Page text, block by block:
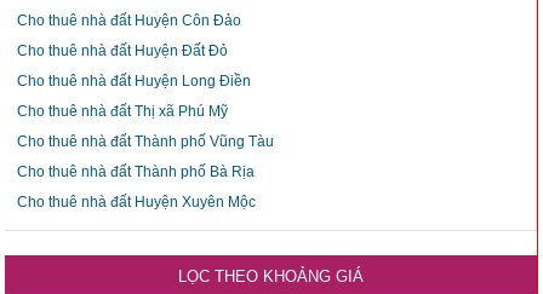
Cho thuê nhà đất Huyện Côn Đảo
Cho thuê nhà đất Huyện Đất Đỏ
Cho thuê nhà đất Huyện Long Điền
Cho thuê nhà đất Thị xã Phú Mỹ
Cho thuê nhà đất Thành phố Vũng Tàu
Cho thuê nhà đất Thành phố Bà Rịa
Cho thuê nhà đất Huyện Xuyên Mộc
LỌC THEO KHOẢNG GIÁ